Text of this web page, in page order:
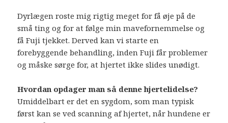
Dyrlægen roste mig rigtig meget for få øje på de
små ting og for at følge min mavefornemmelse og
få Fuji tjekket. Derved kan vi starte en
forebyggende behandling, inden Fuji får problemer
og måske sørge for, at hjertet ikke slides unødigt.
Hvordan opdager man så denne hjertelidelse?
Umiddelbart er det en sygdom, som man typisk
først kan se ved scanning af hjertet, når hundene er